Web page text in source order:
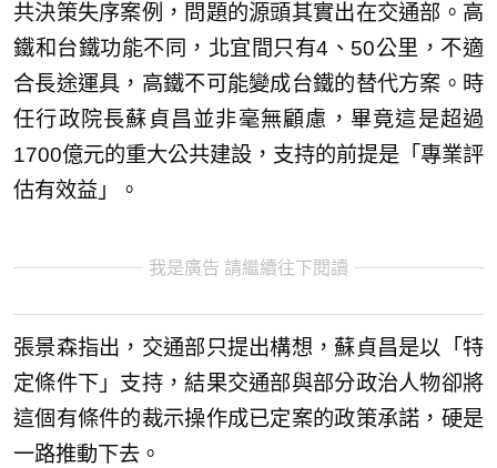
共決策失序案例，問題的源頭其實出在交通部。高
鐵和台鐵功能不同，北宜間只有4、50公里，不適
合長途運具，高鐵不可能變成台鐵的替代方案。時
任行政院長蘇貞昌並非毫無顧慮，畢竟這是超過
1700億元的重大公共建設，支持的前提是「專業評
估有效益」。
我是廣告 請繼續往下閱讀
張景森指出，交通部只提出構想，蘇貞昌是以「特
定條件下」支持，結果交通部與部分政治人物卻將
這個有條件的裁示操作成已定案的政策承諾，硬是
一路推動下去。